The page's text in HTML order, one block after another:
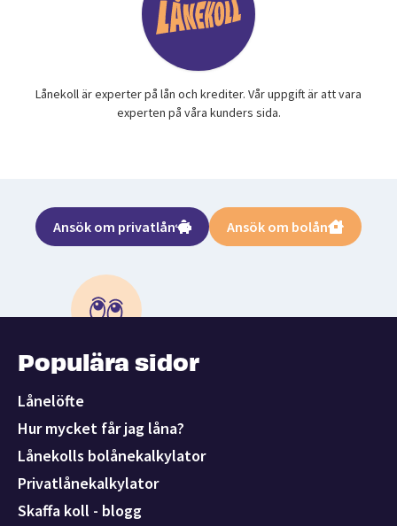
Lånekoll är experter på lån och krediter. Vår uppgift är att vara
experten på våra kunders sida.
Ansök om privatlån Ansök om bolån
Populära sidor
Lånelöfte
Hur mycket får jag låna?
Lånekolls bolånekalkylator
Privatlånekalkylator
Skaffa koll - blogg